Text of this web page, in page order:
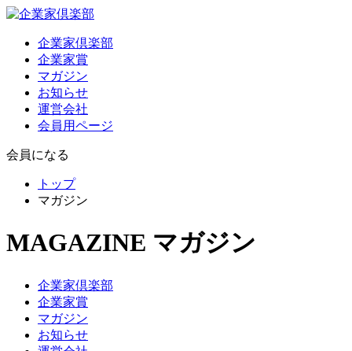
企業家倶楽部
企業家賞
マガジン
お知らせ
運営会社
会員用ページ
会員になる
トップ
マガジン
MAGAZINE マガジン
企業家倶楽部
企業家賞
マガジン
お知らせ